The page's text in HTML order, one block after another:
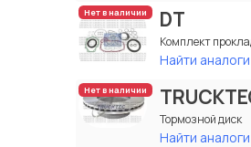
Нет в наличии DT
Комплект
Найти аналоги
Нет в наличии
Тормозной диск
Найти аналоги